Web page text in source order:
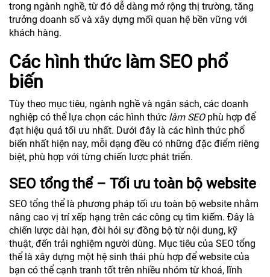
trong ngành nghề, từ đó dễ dàng mở rộng thị trường, tăng
trưởng doanh số và xây dựng mối quan hệ bền vững với
khách hàng.
Các hình thức làm SEO phổ
biến
Tùy theo mục tiêu, ngành nghề và ngân sách, các doanh
nghiệp có thể lựa chọn các hình thức làm SEOphù hợp để
đạt hiệu quả tối ưu nhất. Dưới đây là các hình thức phổ
biến nhất hiện nay, mỗi dạng đều có những đặc điểm riêng
biệt, phù hợp với từng chiến lược phát triển.
SEO tổng thể – Tối ưu toàn bộ website
SEO tổng thể là phương pháp tối ưu toàn bộ website nhằm
nâng cao vị trí xếp hạng trên các công cụ tìm kiếm. Đây là
chiến lược dài hạn, đòi hỏi sự đồng bộ từ nội dung, kỹ
thuật, đến trải nghiệm người dùng. Mục tiêu của SEO tổng
thể là xây dựng một hệ sinh thái phù hợp để website của
bạn có thể cạnh tranh tốt trên nhiều nhóm từ khoá, lĩnh